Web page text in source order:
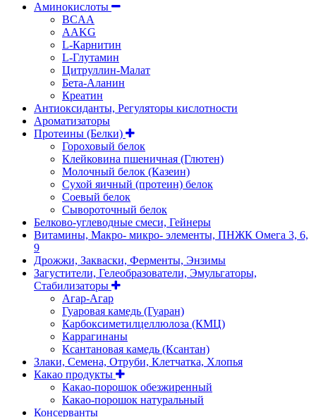
Аминокислоты
BCAA
AAKG
L-Карнитин
L-Глутамин
Цитруллин-Малат
Бета-Аланин
Креатин
Антиоксиданты, Регуляторы кислотности
Ароматизаторы
Протеины (Белки)
Гороховый белок
Клейковина пшеничная (Глютен)
Молочный белок (Казеин)
Сухой яичный (протеин) белок
Соевый белок
Сывороточный белок
Белково-углеводные смеси, Гейнеры
Витамины, Макро- микро- элементы, ПНЖК Омега 3, 6,
9
Дрожжи, Закваски, Ферменты, Энзимы
Загустители, Гелеобразователи, Эмульгаторы,
Стабилизаторы
Агар-Агар
Гуаровая камедь (Гуаран)
Карбоксиметилцеллюлоза (КМЦ)
Каррагинаны
Ксантановая камедь (Ксантан)
Злаки, Семена, Отруби, Клетчатка, Хлопья
Какао продукты
Какао-порошок обезжиренный
Какао-порошок натуральный
Консерванты